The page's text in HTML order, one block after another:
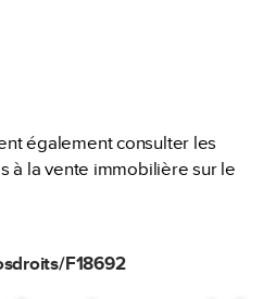
également consulter les
à la vente immobilière sur le
F18692